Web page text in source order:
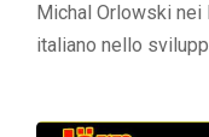
Michal Orlowski nei
italiano nello